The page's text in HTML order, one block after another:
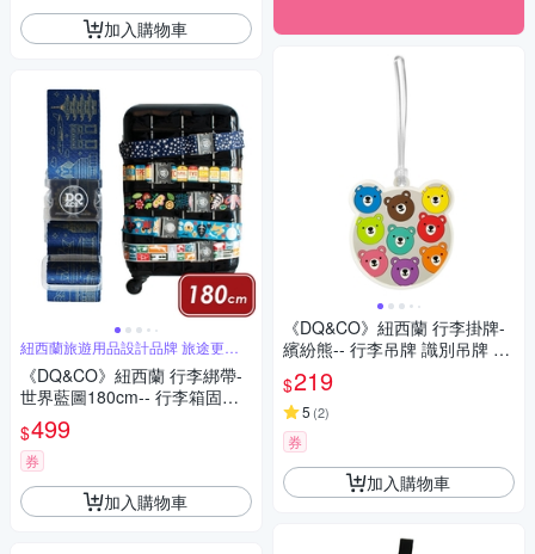
加入購物車
紐西蘭旅遊用品設計品牌 旅途更舒
適
《DQ&CO》紐西蘭 行李綁帶-
世界藍圖180cm-- 行李箱固定
帶 扣帶 束帶 綑綁帶 旅行箱帶
行李束帶
$499
券
加入購物車
《DQ&CO》紐西蘭 行李掛牌-
繽紛熊-- 行李吊牌 識別吊牌 登
機牌 姓名牌
$219
5 (2)
券
加入購物車